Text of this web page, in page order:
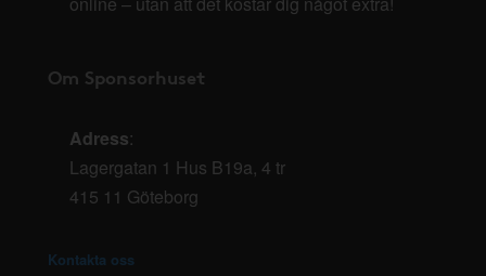
Om Sponsorhuset
Adress:
Lagergatan 1 Hus B19a, 4 tr
415 11 Göteborg
Kontakta oss